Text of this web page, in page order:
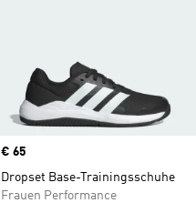
Price
€ 65
Dropset Base-Trainingsschuhe
Frauen Performance